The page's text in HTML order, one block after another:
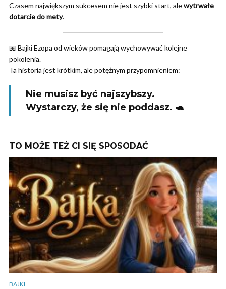
Czasem największym sukcesem nie jest szybki start, alewytrwałe
dotarcie do mety.
📖 Bajki Ezopa od wieków pomagają wychowywać kolejne
pokolenia.
Ta historia jest krótkim, ale potężnym przypomnieniem:
Nie musisz być najszybszy.
Wystarczy, że się nie poddasz. 🐢
TO MOŻE TEŻ CI SIĘ SPOSODAĆ
BAJKI